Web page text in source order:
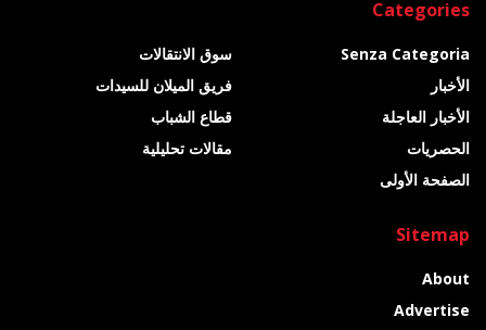
Categories
Senza Categoria
الأخبار
الأخبار العاجلة
الحصريات
الصفحة الأولى
سوق الانتقالات
فريق الميلان للسيدات
قطاع الشباب
مقالات تحليلية
Sitemap
About
Advertise